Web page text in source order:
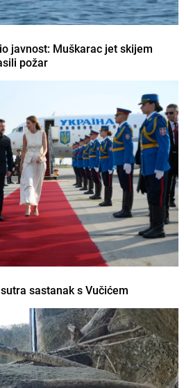
javnost: Muškarac jet skijem
požar
sastanak s Vučićem